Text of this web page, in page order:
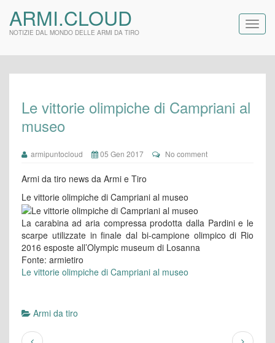
ARMI.CLOUD
NOTIZIE DAL MONDO DELLE ARMI DA TIRO
Le vittorie olimpiche di Campriani al
museo
armipuntocloud 05 Gen 2017 No comment
Armi da tiro news da Armi e Tiro
Le vittorie olimpiche di Campriani al museo
La carabina ad aria compressa prodotta dalla Pardini e le
scarpe utilizzate in finale dal bi-campione olimpico di Rio
2016 esposte all’Olympic museum di Losanna
Fonte: armietiro
Le vittorie olimpiche di Campriani al museo
Armi da tiro